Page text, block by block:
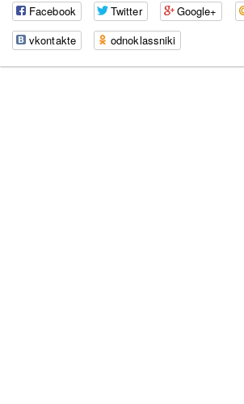
Facebook Twitter Google+
vkontakte
odnoklassniki